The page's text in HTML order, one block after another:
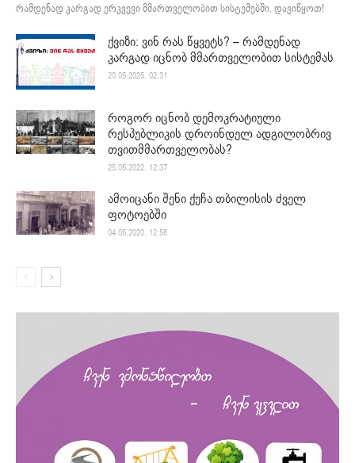
რამდენად კარგად ერკვევი მმართველობით სისტემებში. დავიწყოთ!
ქვიზი: ვინ რას წყვეტს? – რამდენად
კარგად იცნობ მმართველობით სისტემას
20.05.2025. 02:31
როგორ იცნობ დემოკრატიული
რესპუბლიკის დროინდელ ადგილობრივ
თვითმმართველობას?
25.05.2022. 12:37
ამოიცანი შენი ქუჩა თბილისის ძველ
ფოტოებში
04.05.2020. 12:58